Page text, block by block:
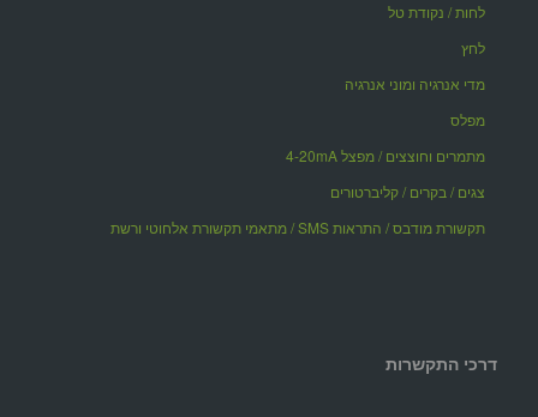
לחות / נקודת טל
לחץ
מדי אנרגיה ומוני אנרגיה
מפלס
מתמרים וחוצצים / מפצל 4-20mA
צגים / בקרים / קליברטורים
תקשורת מודבס / התראות SMS / מתאמי תקשורת אלחוטי ורשת
דרכי התקשרות